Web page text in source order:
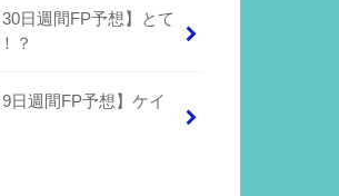
日週間FP予想】とて
？
9日週間FP予想】ケイ